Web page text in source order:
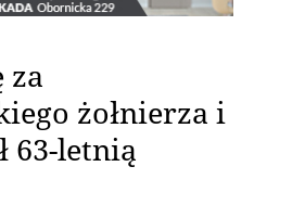
za
żołnierza i
63-letnią